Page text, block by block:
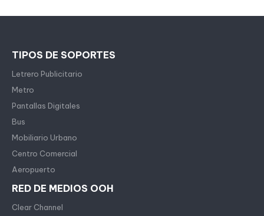
TIPOS DE SOPORTES
Letrero Publicitario
Metro
Pantallas Digitales
Bus
Mobiliario Urbano
Centro Comercial
Aeropuerto
RED DE MEDIOS OOH
Clear Channel